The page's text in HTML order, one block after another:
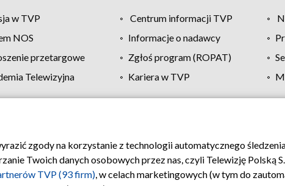
w TVP Centrum informacji TVP
NOS Informacje o nadawcy
przetargowe Zgłoś program (ROPAT)
Telewizyjna Kariera w TVP
TVP Polityka prywatności Moje zgody Pomoc
zgody na korzystanie z technologii automatycznego
Twoich danych osobowych przez nas, czyli Telewizję Polską
TVP (93 firm), w celach marketingowych (w tym do